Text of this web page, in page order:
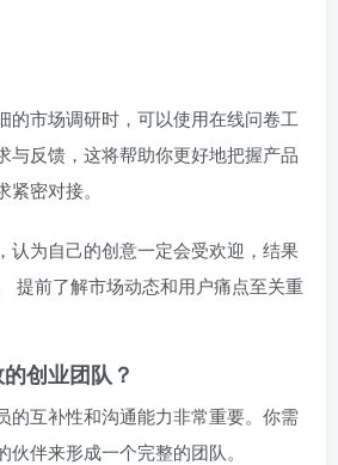
的市场调研时，可以使用在线问卷工
与反馈，这将帮助你更好地把握产品
密对接。
认为自己的创意一定会受欢迎，结果
提前了解市场动态和用户痛点至关重
创业团队？
的互补性和沟通能力非常重要。你需
伴来形成一个完整的团队。